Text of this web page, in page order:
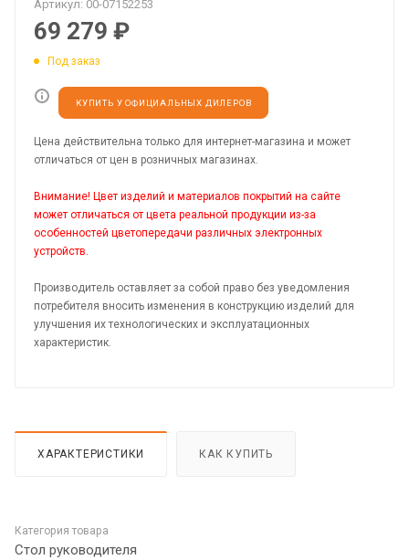
Артикул: 00-07152253
69 279 ₽
Под заказ
КУПИТЬ У ОФИЦИАЛЬНЫХ ДИЛЕРОВ
Цена действительна только для интернет-магазина и может
отличаться от цен в розничных магазинах.
Внимание! Цвет изделий и материалов покрытий на сайте
может отличаться от цвета реальной продукции из-за
особенностей цветопередачи различных электронных
устройств.
Производитель оставляет за собой право без уведомления
потребителя вносить изменения в конструкцию изделий для
улучшения их технологических и эксплуатационных
характеристик.
ХАРАКТЕРИСТИКИ КАК КУПИТЬ
Категория товара
Стол руководителя